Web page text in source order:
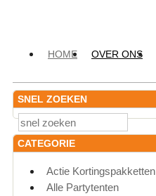
HOME OVER ONS
SNEL ZOEKEN
CATEGORIE
Actie Kortingspakketten
Alle Partytenten